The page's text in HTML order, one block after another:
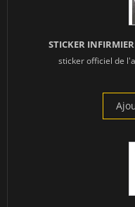
STICKER
sticker officiel de